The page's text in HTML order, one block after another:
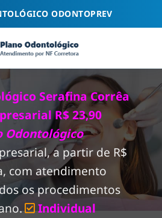
ODONTOPREV
Serafina Corrêa
R$ 23,90
Odontológico
a partir de R$
com atendimento
os procedimentos
Individual